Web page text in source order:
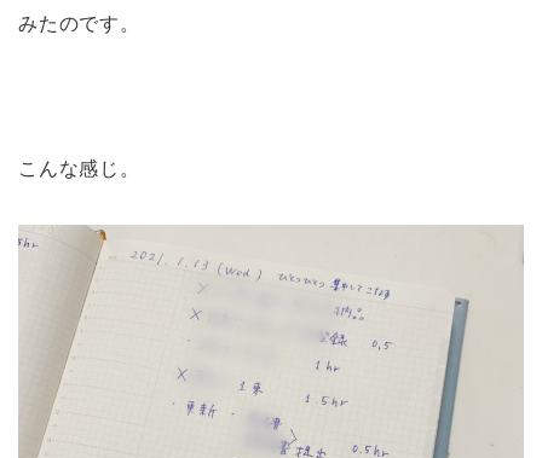
みたのです。
こんな感じ。